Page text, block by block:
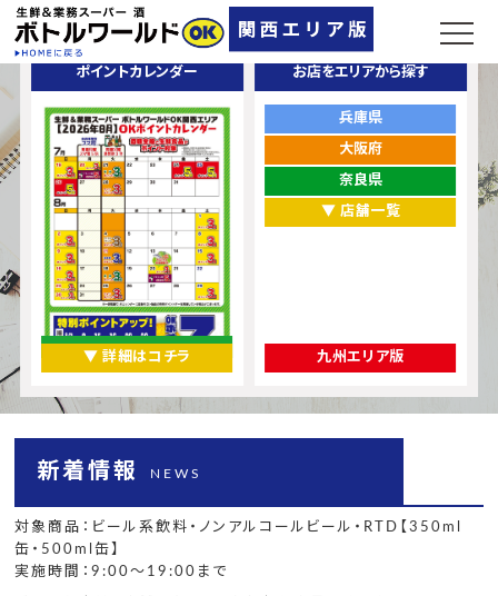
ポイントカレンダー
▼ 詳細はコチラ
お店をエリアから探す
兵庫県
大阪府
奈良県
▼ 店舗一覧
九州エリア版
新着情報 NEWS
対象商品：ビール系飲料・ノンアルコールビール・RTD【350ml
缶・500ml缶】
実施時間：9:00～19:00まで